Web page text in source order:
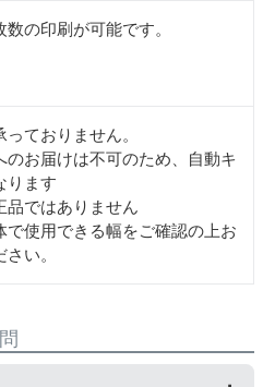
の印刷が可能です。
ておりません。
のお届けは不可のため、自動キ
ります
品ではありません
で使用できる幅をご確認の上お
い。